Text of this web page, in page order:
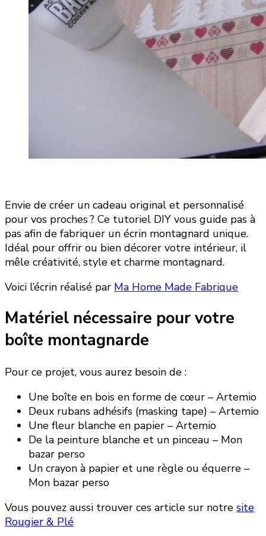
Envie de créer un cadeau original et personnalisé
pour vos proches ? Ce tutoriel DIY vous guide pas à
pas afin de fabriquer un écrin montagnard unique.
Idéal pour offrir ou bien décorer votre intérieur, il
mêle créativité, style et charme montagnard.
Voici l’écrin réalisé par Ma Home Made Fabrique
Matériel nécessaire pour votre
boîte montagnarde
Pour ce projet, vous aurez besoin de :
Une boîte en bois en forme de cœur – Artemio
Deux rubans adhésifs (masking tape) – Artemio
Une fleur blanche en papier – Artemio
De la peinture blanche et un pinceau – Mon
bazar perso
Un crayon à papier et une règle ou équerre –
Mon bazar perso
Vous pouvez aussi trouver ces article sur notre site
Rougier & Plé